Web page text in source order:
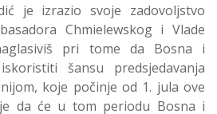
je izrazio svoje zadovoljstvo
Chmielewskog i Vlade
pri tome da Bosna i
šansu predsjedavanja
koje počinje od 1. jula ove
da će u tom periodu Bosna i